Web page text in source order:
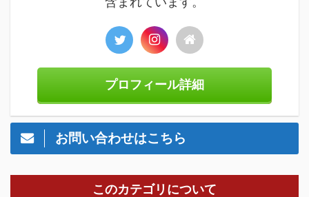
プロフィール詳細
お問い合わせはこちら
このカテゴリについて